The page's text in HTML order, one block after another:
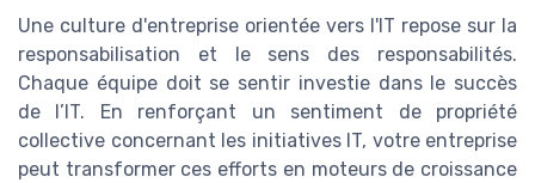
Une culture d'entreprise orientée vers l'IT repose sur la
responsabilisation et le sens des responsabilités.
Chaque équipe doit se sentir investie dans le succès
de l’IT. En renforçant un sentiment de propriété
collective concernant les initiatives IT, votre entreprise
peut transformer ces efforts en moteurs de croissance